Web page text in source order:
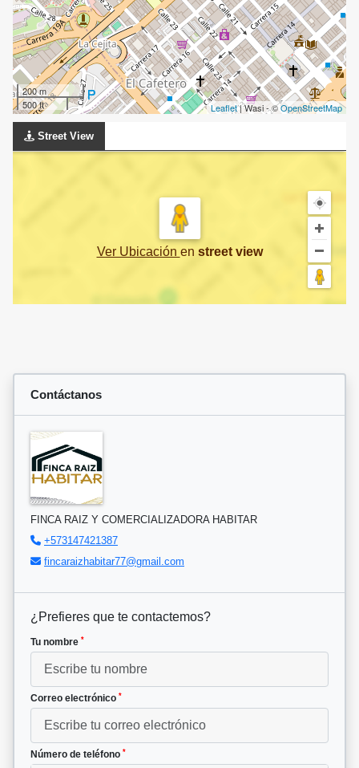
200 m
500 ft
Leaflet| Wasi - ©OpenStreetMap
Street View
Ver Ubicación en street view
Contáctanos
FINCA RAIZ Y COMERCIALIZADORA HABITAR
+573147421387
fincaraizhabitar77@gmail.com
¿Prefieres que te contactemos?
Tu nombre *
Correo electrónico *
Número de teléfono *